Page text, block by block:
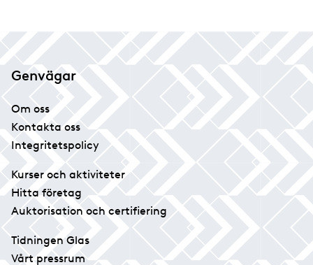
Genvägar
Om oss
Kontakta oss
Integritetspolicy
Kurser och aktiviteter
Hitta företag
Auktorisation och certifiering
Tidningen Glas
Vårt pressrum